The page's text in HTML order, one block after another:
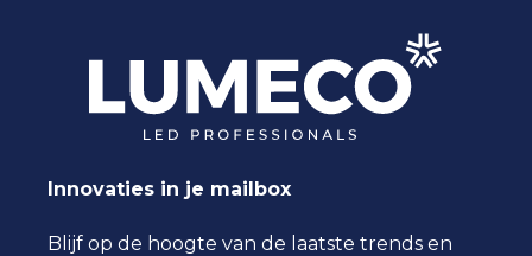
Innovaties in je mailbox
Blijf op de hoogte van de laatste trends en